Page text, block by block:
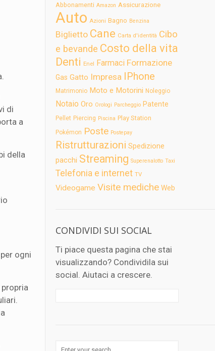
di
a
della
ogni
Abbonamenti Amazon Assicurazione
Auto Azioni Bagno Benzina
Biglietto Cane Carta d'identità Cibo
e bevande Costo della vita
Denti Enel Farmaci Formazione
Gas Gatto Impresa IPhone
Matrimonio Moto e Motorini Noleggio
Notaio Oro Orologi Parcheggio Patente
Pellet Piercing Piscina Play Station
Pokémon Poste Postepay
Ristrutturazioni Spedizione
pacchi Streaming Superenalotto Taxi
Telefonia e internet TV
Videogame Visite mediche Web
CONDIVIDI SUI SOCIAL
Ti piace questa pagina che stai
visualizzando? Condividila sui
social. Aiutaci a crescere.